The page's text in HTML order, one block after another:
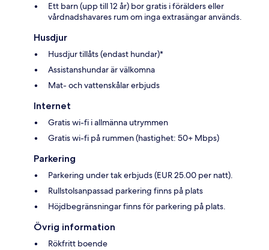
Ett barn (upp till 12 år) bor gratis i förälders eller
vårdnadshavares rum om inga extrasängar används.
Husdjur
Husdjur tillåts (endast hundar)*
Assistanshundar är välkomna
Mat- och vattenskålar erbjuds
Internet
Gratis wi-fi i allmänna utrymmen
Gratis wi-fi på rummen (hastighet: 50+ Mbps)
Parkering
Parkering under tak erbjuds (EUR 25.00 per natt).
Rullstolsanpassad parkering finns på plats
Höjdbegränsningar finns för parkering på plats.
Övrig information
Rökfritt boende